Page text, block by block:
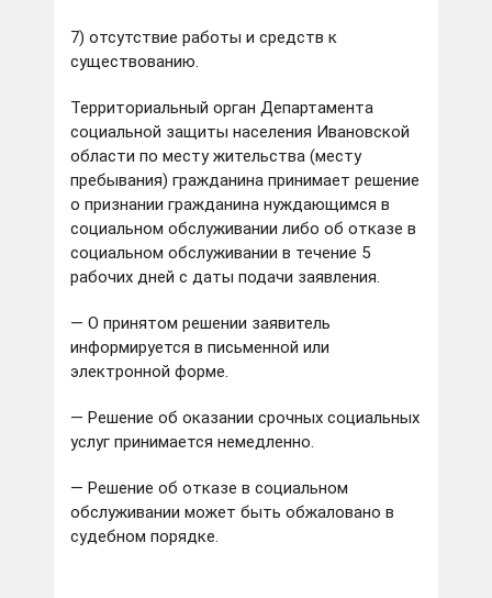
7) отсутствие работы и средств к
существованию.
Территориальный орган Департамента
социальной защиты населения Ивановской
области по месту жительства (месту
пребывания) гражданина принимает решение
о признании гражданина нуждающимся в
социальном обслуживании либо об отказе в
социальном обслуживании в течение 5
рабочих дней с даты подачи заявления.
— О принятом решении заявитель
информируется в письменной или
электронной форме.
— Решение об оказании срочных социальных
услуг принимается немедленно.
— Решение об отказе в социальном
обслуживании может быть обжаловано в
судебном порядке.